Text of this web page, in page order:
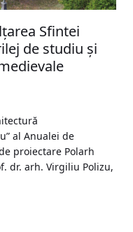
Sfintei
de studiu și
al Anualei de
proiectare Polarh
dr. arh. Virgiliu Polizu,